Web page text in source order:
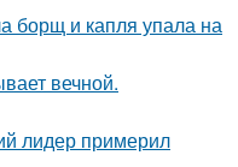
борщ и капля упала на
вечной.
лидер примерил